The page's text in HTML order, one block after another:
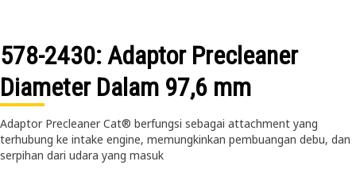
578-2430: Adaptor Precleaner
Diameter Dalam 97,6 mm
Adaptor Precleaner Cat® berfungsi sebagai attachment yang
terhubung ke intake engine, memungkinkan pembuangan debu, dan
serpihan dari udara yang masuk